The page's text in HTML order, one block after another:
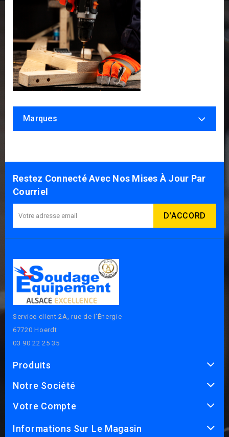
Marques
Restez Connecté Avec Nos Mises À Jour Par
Courriel
Service client 2A, rue de l'Énergie
67720 Hoerdt
03 90 22 25 35
Produits
Notre Société
Votre Compte
Informations Sur Le Magasin